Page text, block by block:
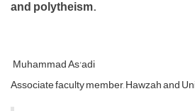
and polytheism.
Muhammad As'adi
Associate faculty member, Hawzah and